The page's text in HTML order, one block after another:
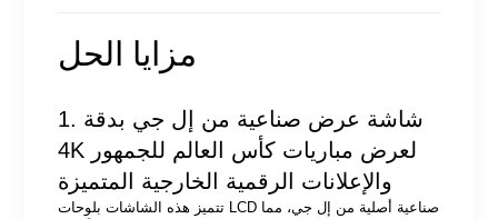
مزايا الحل
1. شاشة عرض صناعية من إل جي بدقة
4K لعرض مباريات كأس العالم للجمهور
والإعلانات الرقمية الخارجية المتميزة
تتميز هذه الشاشات بلوحات LCD صناعية أصلية من إل جي، مما